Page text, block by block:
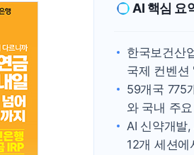
AI 핵심 요
한국보건산
국제 컨벤션
59개국 775
와 국내 주
AI 신약개발
12개 세션